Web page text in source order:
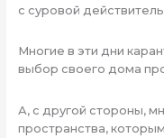
с суровой
Многие в эти дни
выбор своего дома
А, с другой стороны,
пространства,